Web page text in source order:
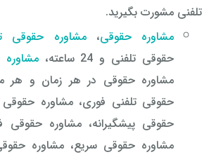
تلفنی مشورت بگیرید.
مشاوره حقوقی،مشاوره حقوقی
حقوقی تلفنی و 24 ساعته،
مشاوره
مشاوره حقوقی در هر زمان و هر
حقوقی تلفنی فوری، مشاوره حقوقی
حقوقی پیشگیرانه، مشاوره حقوقی
مشاوره حقوقی سریع، مشاوره